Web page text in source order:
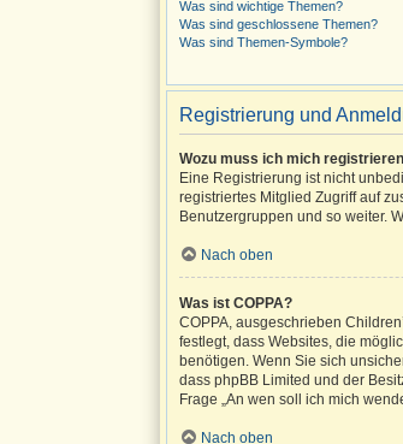
Was sind wichtige Themen?
Was sind geschlossene Themen?
Was sind Themen-Symbole?
Registrierung und
Wozu muss ich mich
Eine Registrierung ist nicht
registriertes Mitglied Zugriff auf
Benutzergruppen und so weiter.
Nach oben
Was ist COPPA?
COPPA, ausgeschrieben
festlegt, dass Websites, die
benötigen. Wenn Sie sich
dass phpBB Limited und der
Frage „An wen soll ich mich
Nach oben